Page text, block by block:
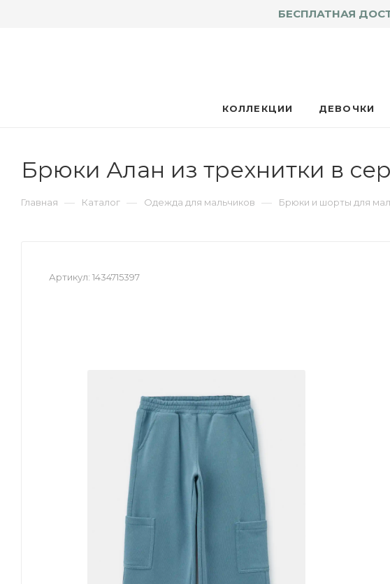
БЕСПЛАТНАЯ
КОЛЛЕКЦИИ ДЕВОЧКИ
Брюки Алан из трехнитки в
Главная — Каталог — Одежда для мальчиков — Брюки и шорты для
Артикул: 1434715397